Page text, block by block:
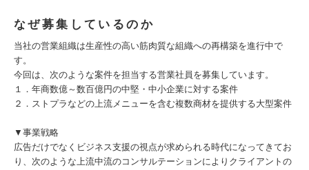
なぜ募集しているのか
当社の営業組織は生産性の高い筋肉質な組織への再構築を進行中で
す。
今回は、次のような案件を担当する営業社員を募集しています。
１．年商数億～数百億円の中堅・中小企業に対する案件
２．ストプラなどの上流メニューを含む複数商材を提供する大型案件
▼事業戦略
広告だけでなくビジネス支援の視点が求められる時代になってきてお
り、次のような上流中流のコンサルテーションによりクライアントの